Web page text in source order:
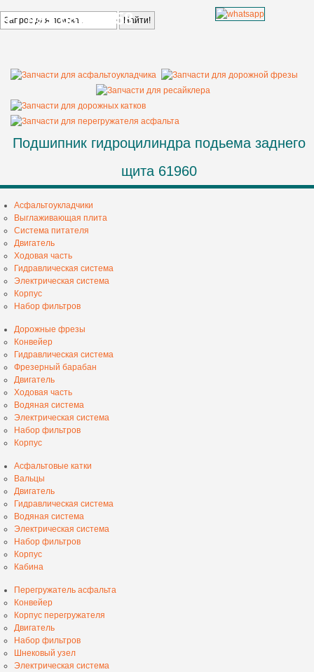
+7 499 685 68 58
Подшипник гидроцилиндра подьема заднего
щита 61960
Асфальтоукладчики
Выглаживающая плита
Система питателя
Двигатель
Ходовая часть
Гидравлическая система
Электрическая система
Корпус
Набор фильтров
Дорожные фрезы
Конвейер
Гидравлическая система
Фрезерный барабан
Двигатель
Ходовая часть
Водяная система
Электрическая система
Набор фильтров
Корпус
Асфальтовые катки
Вальцы
Двигатель
Гидравлическая система
Водяная система
Электрическая система
Набор фильтров
Корпус
Кабина
Перегружатель асфальта
Конвейер
Корпус перегружателя
Двигатель
Набор фильтров
Шнековый узел
Электрическая система